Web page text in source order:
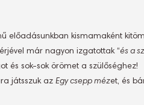
előadásunkban kismamaként
már nagyon izgatottak “és a
és sok-sok örömet a szülőséghez!
játsszuk az Egy csepp mézet, és